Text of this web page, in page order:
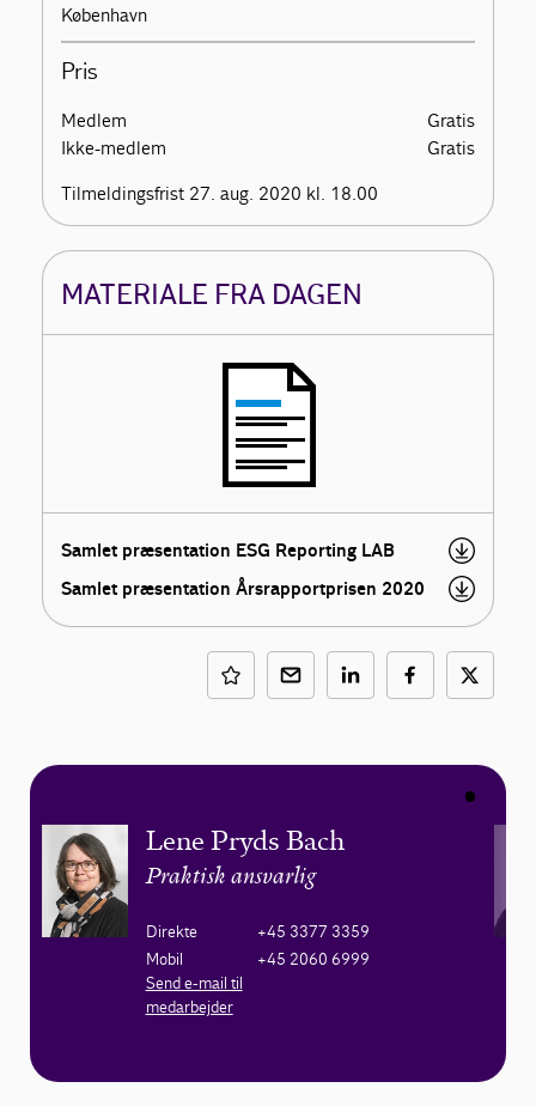
København
Pris
Medlem
Gratis
Ikke-medlem
Gratis
Tilmeldingsfrist 27. aug. 2020 kl. 18.00
MATERIALE FRA DAGEN
Samlet præsentation ESG Reporting LAB
Samlet præsentation Årsrapportprisen 2020
Lene Pryds Bach
Praktisk ansvarlig
Direkte
+45 3377 3359
Mobil
+45 2060 6999
Send e-mail til
medarbejder